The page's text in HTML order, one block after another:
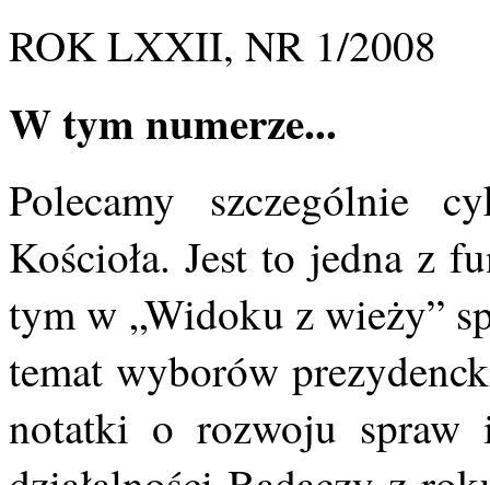
ROK LXXII, NR 1/2008
W tym numerze...
Polecamy szczególnie
Kościoła. Jest to jedna z
tym w „Widoku z wieży”
temat wyborów
notatki o rozwoju spraw